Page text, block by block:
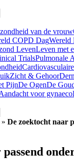
van de vrouw
COPD DagWereld
LevenLeven met
TrialsPulmonale
Zicht & Gehoor
PijnDe OgenDe
voor
» De zoektocht naar